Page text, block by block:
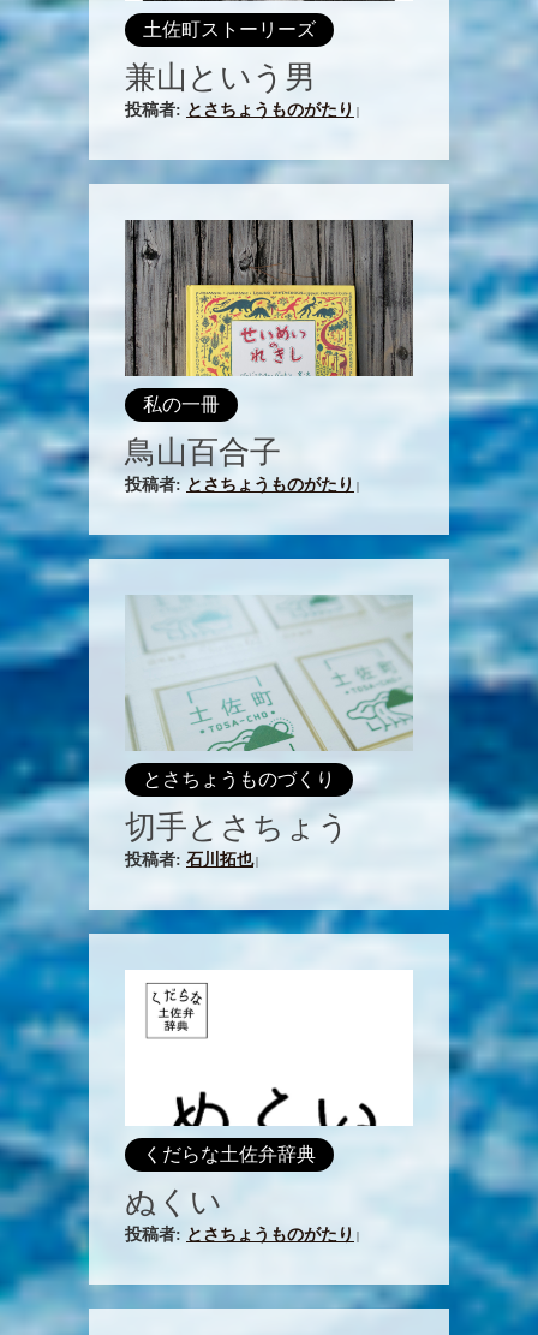
土佐町ストーリーズ
兼山という男
投稿者: とさちょうものがたり
私の一冊
鳥山百合子
投稿者: とさちょうものがたり
とさちょうものづくり
切手とさちょう
投稿者: 石川拓也|
くだらな土佐弁辞典
ぬくい
投稿者: とさちょうものがたり